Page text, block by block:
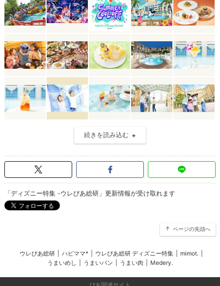
続きを読み込む
「ディズニー特集 -ウレぴあ総研」更新情報が受け取れます
ページの先頭へ
ウレぴあ総研 ハピママ* ウレぴあ総研 ディズニー特集 mimot.
うまいめし
うまいパン うまい肉 Medery.